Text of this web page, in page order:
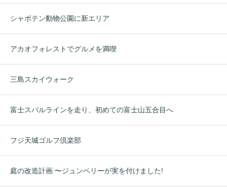
シャボテン動物公園に新エリア
アカオフォレストでグルメを満喫
三島スカイウォーク
富士スバルラインを走り、初めての富士山五合目へ
フジ天城ゴルフ倶楽部
庭の改造計画 〜ジュンベリーが実を付けました!